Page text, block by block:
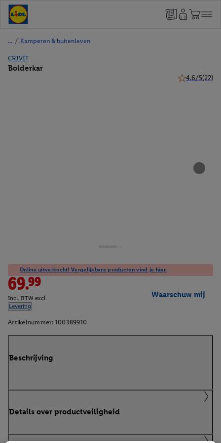
/ Kamperen & buitenleven
CRIVIT
Bolderkar
4.6/5(22)
Online uitverkocht! Vergelijkbare producten vind je hier.
69.99
Incl. BTW excl.
Levering
Waarschuw mij
Artikelnummer: 100389910
Beschrijving
Details over productveiligheid